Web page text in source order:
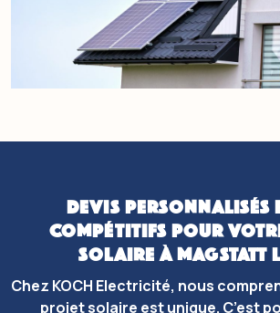
DEVIS PERSONNALISÉS
COMPÉTITIFS POUR
SOLAIRE À MAGSTATT
Chez KOCH Electricité, nous
projet solaire est unique. C’est